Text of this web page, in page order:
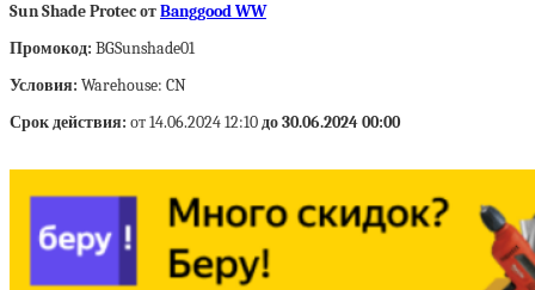
Sun Shade Protec отBanggood WW
Промокод: BGSunshade01
Условия: Warehouse: CN
Срок действия: от 14.06.2024 12:10до 30.06.2024 00:00